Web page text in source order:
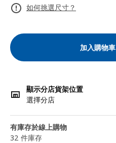
如何挑選尺寸？
加入購物車
顯示分店貨架位置
選擇分店
有庫存於線上購物
32 件庫存